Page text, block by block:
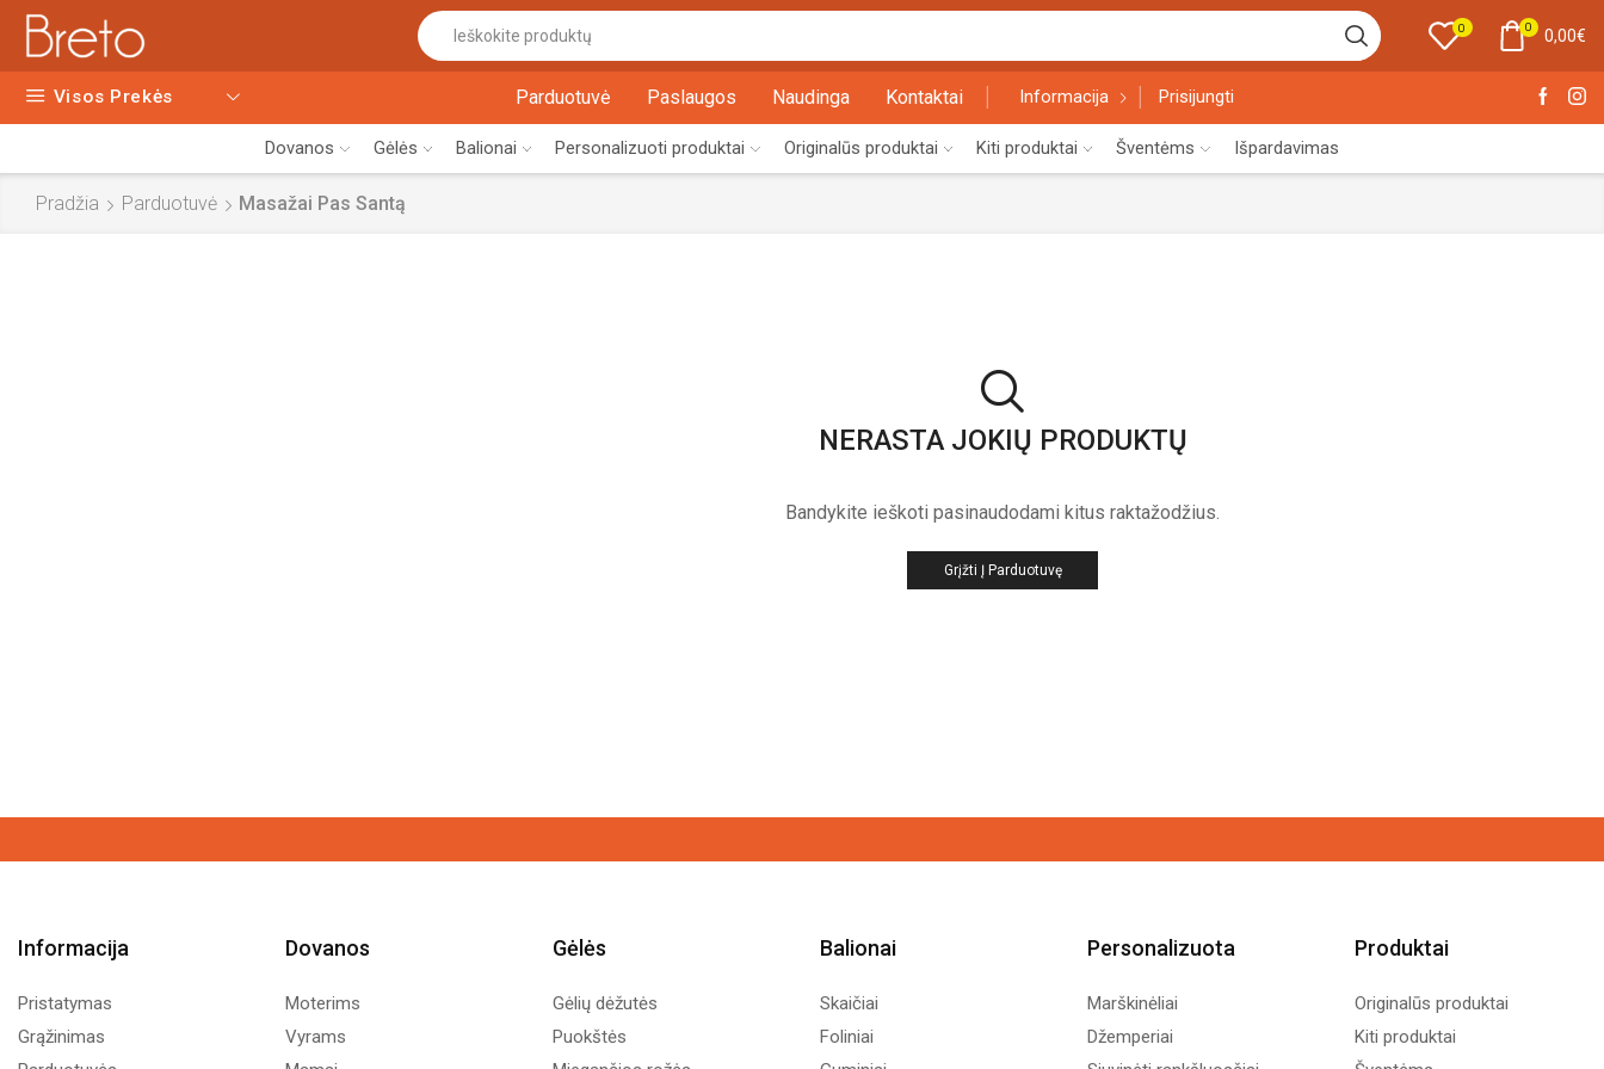
input
0 0 0,00€
Visos Prekės Parduotuvė Paslaugos Naudinga Kontaktai Informacija Prisijungti
Dovanos Gėlės Balionai Personalizuoti produktai Originalūs produktai Kiti produktai Šventėms Išpardavimas
Pradžia Parduotuvė Masažai Pas Santą
NERASTA JOKIŲ PRODUKTŲ
Bandykite ieškoti pasinaudodami kitus raktažodžius.
Grįžti Į Parduotuvę
Informacija
Pristatymas
Grąžinimas
Dovanos
Moterims
Vyrams
Gėlės
Gėlių dėžutės
Puokštės
Balionai
Skaičiai
Foliniai
Personalizuota
Marškinėliai
Džemperiai
Produktai
Originalūs produktai
Kiti produktai